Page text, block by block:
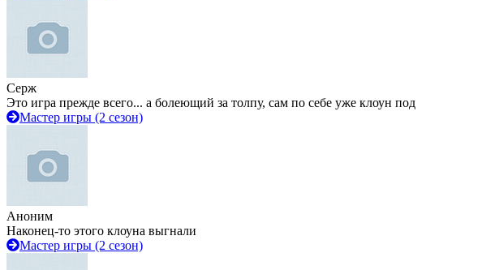
Серж
Это игра прежде всего... а болеющий за толпу, сам по себе уже клоун под
Мастер игры (2 сезон)
Аноним
Наконец-то этого клоуна выгнали
Мастер игры (2 сезон)